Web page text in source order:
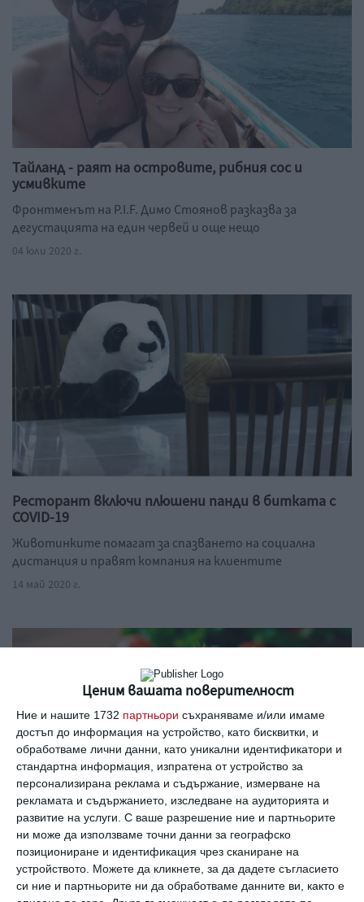
Ценим вашата поверителност
Ние и нашите 1732 партньори съхраняваме и/или имаме
достъп до информация на устройство, като бисквитки, и
обработваме лични данни, като уникални идентификатори и
стандартна информация, изпратена от устройство за
персонализирана реклама и съдържание, измерване на
рекламата и съдържанието, изследване на аудиторията и
развитие на услуги. С ваше разрешение ние и партньорите
ни може да използваме точни данни за географско
позициониране и идентификация чрез сканиране на
устройството. Можете да кликнете, за да дадете съгласието
си ние и партньорите ни да обработваме данните ви, както е
Тайланд - раят на островите, рибния сос и
усмивките
Фронтменът на P.I.F. Димо Стоянов разказва за
дегустацията на един червей и още нещо
04 юли 2020 г.
Ресторант включи плюшени панди в битката с
COVID-19
Животинките помагат за спазването на социална
дистанция и правят компания на клиентите
14 май 2020 г.
Умна чиния „яде“ мазнините
Тя изцежда по 7 мг от всяка порция
30 октомври 2018 г.